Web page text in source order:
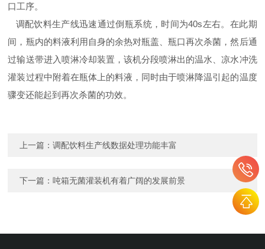
口工序。
调配饮料生产线迅速通过倒瓶系统，时间为40s左右。在此期
间，瓶内的料液利用自身的余热对瓶盖、瓶口再次杀菌，然后通
过输送带进入喷淋冷却装置，该机分段喷淋出的温水、凉水冲洗
灌装过程中附着在瓶体上的料液，同时由于喷淋降温引起的温度
骤变还能起到再次杀菌的功效。
上一篇：调配饮料生产线数据处理功能丰富
下一篇：吨箱无菌灌装机有着广阔的发展前景